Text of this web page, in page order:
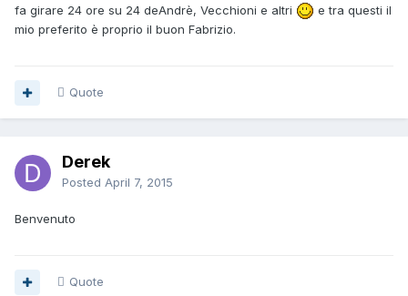
fa girare 24 ore su 24 deAndrè, Vecchioni e altri
e tra questi il
mio preferito è proprio il buon Fabrizio.
Quote
Derek
Posted April 7, 2015
Benvenuto
Quote